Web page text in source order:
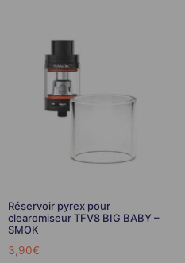
Réservoir pyrex pour
clearomiseur TFV8 BIG BABY –
SMOK
3,90€